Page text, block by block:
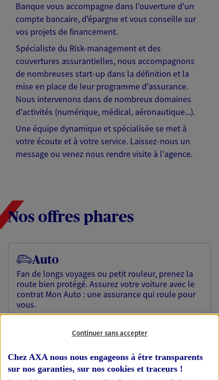
Banque vous accompagne dans l'ouverture d'un
compte bancaire, d'épargne et vous conseille sur
vos projets de financement.
Spécialiste du Risk-management et des
couvertures assurantielles, nous accompagnons
de nombreuses start-up dans la définition et la
mise en place de leur programme d'assurance.
Nous intervenons dans de nombreux domaines
d'activités (numérique, médical, aéronautique...).
Une équipe dynamique et spécialisée se met à
votre écoute et à votre service. Laissez-nous un
message ou venez nous rendre visite à l'agence.
Nos offres phares
Auto
Fan de longs voyages ou petit rouleur, prenez la
route bien protégé. Assurez votre voiture avec le
contrat Mon Auto : une assurance qui roule pour
vous.
Continuer sans accepter
Chez AXA nous nous engageons à être transparents
sur nos garanties, sur nos cookies et traceurs !